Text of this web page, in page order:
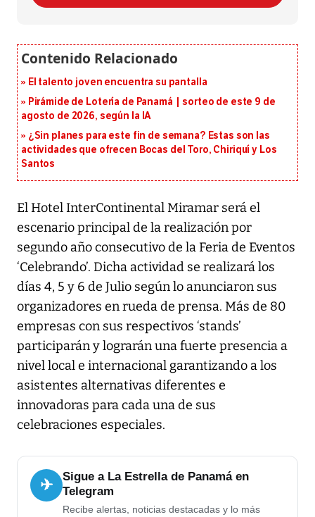
El talento joven encuentra su pantalla​
Pirámide de Lotería de Panamá | sorteo de este 9 de
agosto de 2026, según la IA
¿Sin planes para este fin de semana? Estas son las
actividades que ofrecen Bocas del Toro, Chiriquí y Los
Santos
El Hotel InterContinental Miramar será el
escenario principal de la realización por
segundo año consecutivo de la Feria de Eventos
‘Celebrando’. Dicha actividad se realizará los
días 4, 5 y 6 de Julio según lo anunciaron sus
organizadores en rueda de prensa. Más de 80
empresas con sus respectivos ‘stands’
participarán y lograrán una fuerte presencia a
nivel local e internacional garantizando a los
asistentes alternativas diferentes e
innovadoras para cada una de sus
celebraciones especiales.
✈
Sigue a La Estrella de Panamá en
Telegram
Recibe alertas, noticias destacadas y lo más